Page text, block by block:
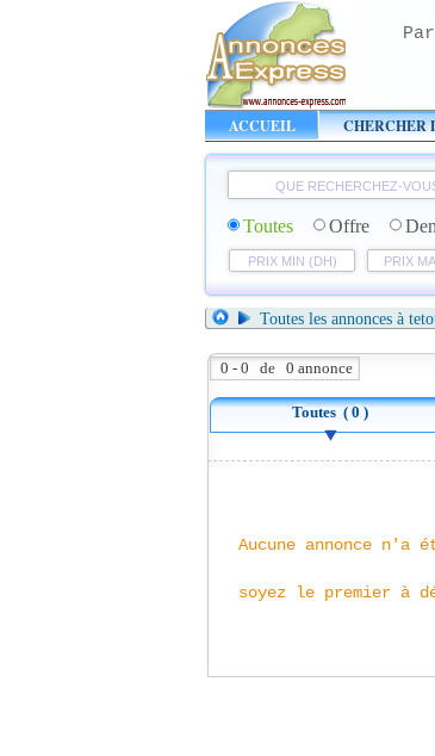
ACCUEIL CHERCHER
Toutes Offre
Toutes les annonces à
0 - 0 de 0 annonce
Toutes( 0 )
Aucune annonce
soyez le premier à